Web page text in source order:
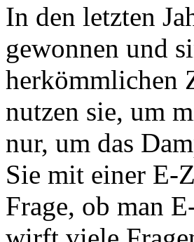
In den letzten
gewonnen und
herkömmlichen
nutzen sie, um
nur, um das
Sie mit einer E-
Frage, ob man